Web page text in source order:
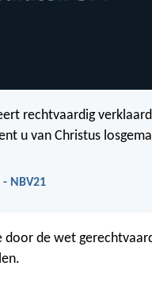
rechtvaardig
u van Christus
NBV21
door de wet